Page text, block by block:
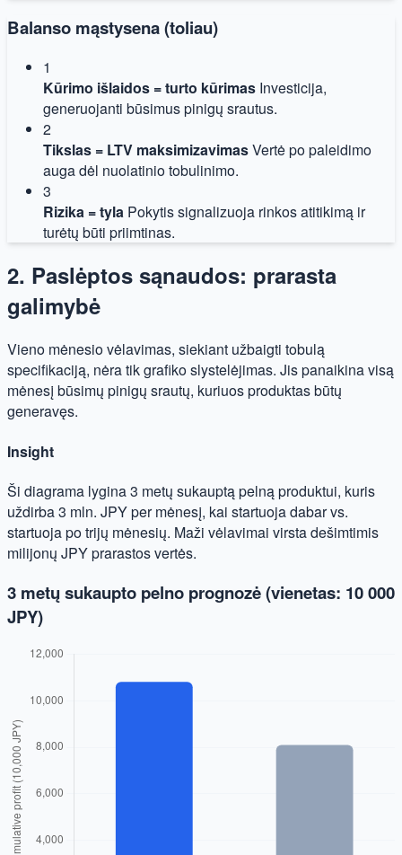
Balanso mąstysena (toliau)
1
Kūrimo išlaidos = turto kūrimas Investicija,
generuojanti būsimus pinigų srautus.
2
Tikslas = LTV maksimizavimasVertė po paleidimo
auga dėl nuolatinio tobulinimo.
3
Rizika = tyla Pokytis signalizuoja rinkos atitikimą ir
turėtų būti priimtinas.
2. Paslėptos sąnaudos: prarasta
galimybė
Vieno mėnesio vėlavimas, siekiant užbaigti tobulą
specifikaciją, nėra tik grafiko slystelėjimas. Jis panaikina visą
mėnesį būsimų pinigų srautų, kuriuos produktas būtų
generavęs.
Insight
Ši diagrama lygina 3 metų sukauptą pelną produktui, kuris
uždirba 3 mln. JPY per mėnesį, kai startuoja dabar vs.
startuoja po trijų mėnesių. Maži vėlavimai virsta dešimtimis
milijonų JPY prarastos vertės.
3 metų sukaupto pelno prognozė (vienetas: 10 000
JPY)